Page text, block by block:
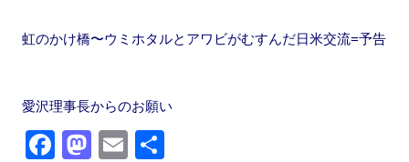
o
n
虹のかけ橋〜ウミホタルとアワビがむすんだ日米交流=予告
愛沢理事長からのお願い
F
M
E